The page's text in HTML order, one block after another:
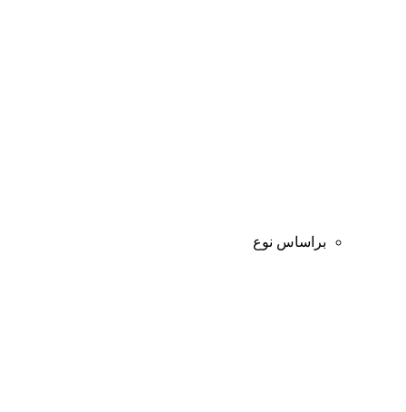
براساس نوع